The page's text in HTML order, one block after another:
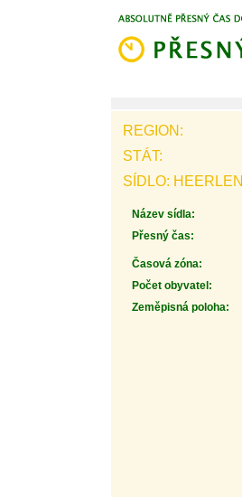
REGION:
STÁT:
SÍDLO: HEERLEN
Název sídla:
Přesný čas:
Časová zóna:
Počet obyvatel:
Zeměpisná poloha: